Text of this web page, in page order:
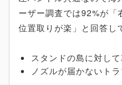
ーザー調査では92%が「
位置取りが楽」と回答し
スタンドの島に対し
ノズルが届かないト